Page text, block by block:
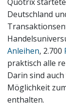
Quotrix
Deutschland
Anleihen, 2.700
praktisch alle
Darin sind
Möglichkeit
enthalten.